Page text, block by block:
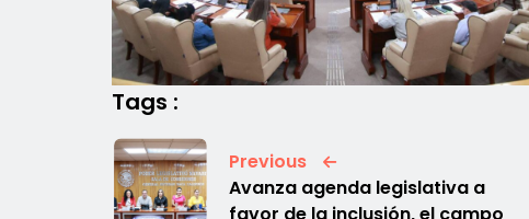
Tags :
Previous
Avanza agenda legislativa a